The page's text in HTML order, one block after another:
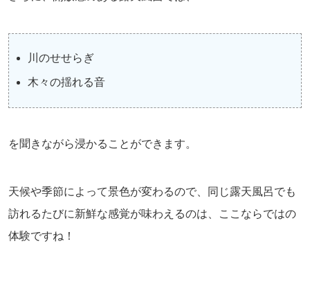
川のせせらぎ
木々の揺れる音
を聞きながら浸かることができます。
天候や季節によって景色が変わるので、同じ露天風呂でも
訪れるたびに新鮮な感覚が味わえるのは、ここならではの
体験ですね！